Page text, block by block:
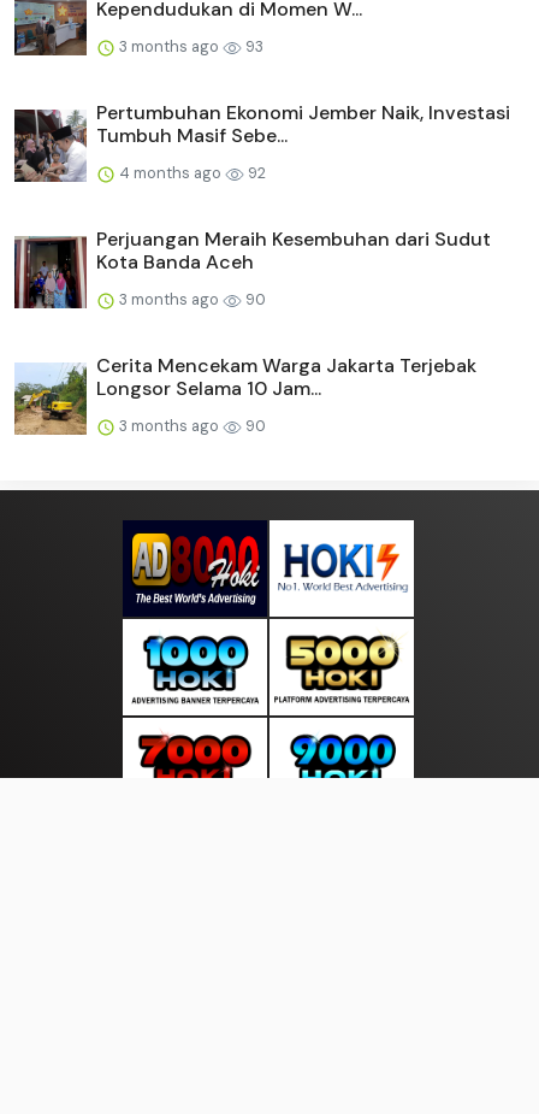
Kependudukan di Momen W...
3 months ago 93
Pertumbuhan Ekonomi Jember Naik, Investasi
Tumbuh Masif Sebe...
4 months ago 92
Perjuangan Meraih Kesembuhan dari Sudut
Kota Banda Aceh
3 months ago 90
Cerita Mencekam Warga Jakarta Terjebak
Longsor Selama 10 Jam...
3 months ago 90